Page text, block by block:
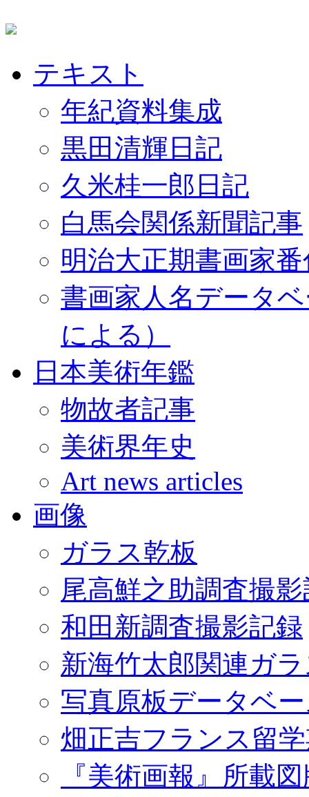
テキスト
年紀資料集成
黒田清輝日記
久米桂一郎日記
白馬会関係新聞記事
明治大正期書画家
書画家人名データ
による）
日本美術年鑑
物故者記事
美術界年史
Art news articles
画像
ガラス乾板
尾高鮮之助調査撮
和田新調査撮影記録
新海竹太郎関連ガ
写真原板データベ
畑正吉フランス留
『美術画報』所載